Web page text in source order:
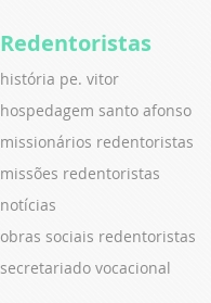
Redentoristas
história pe. vitor
hospedagem santo afonso
missionários redentoristas
missões redentoristas
notícias
obras sociais redentoristas
secretariado vocacional